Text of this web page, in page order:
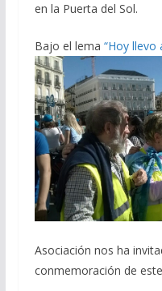
en la Puerta del Sol.
Bajo el lema “Hoy llevo
Asociación nos ha
conmemoración de